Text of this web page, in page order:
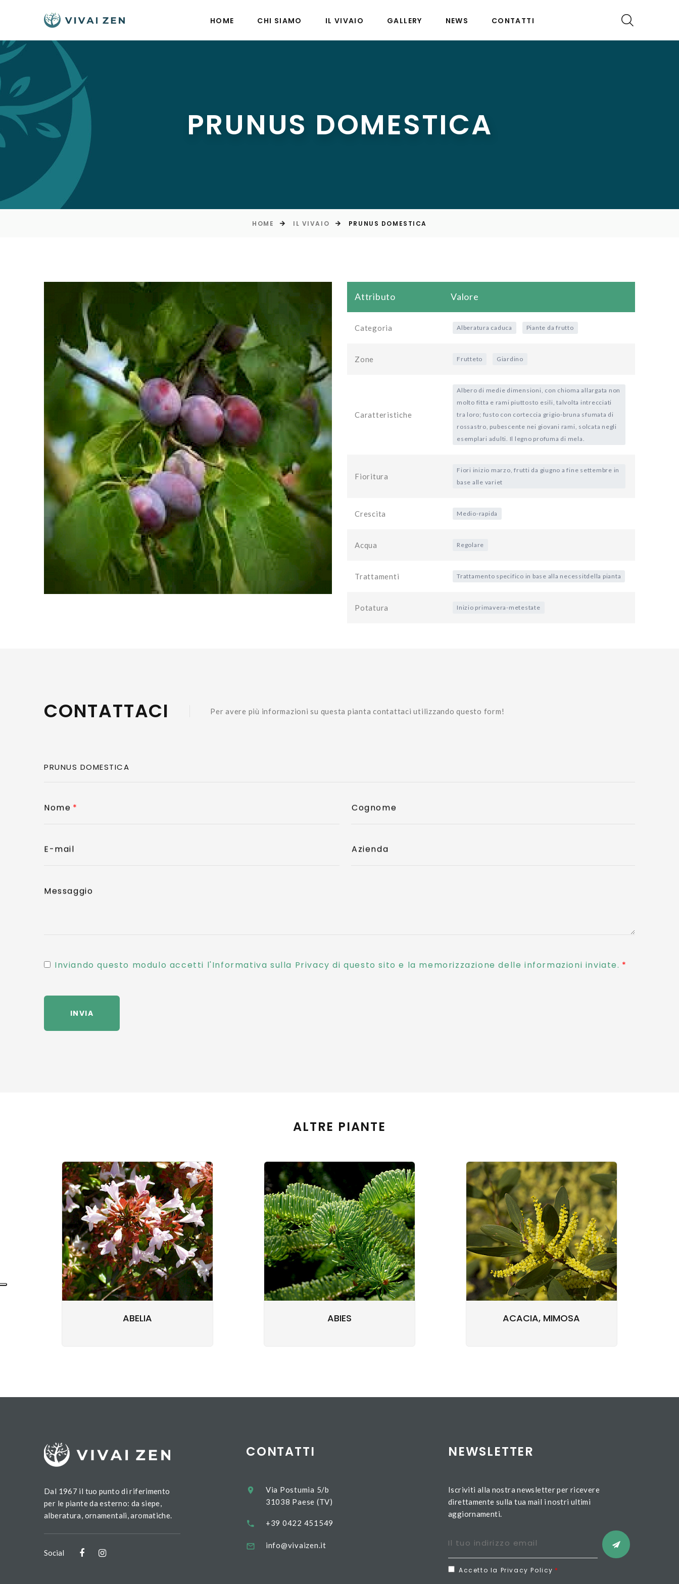
HOME CHI SIAMO IL VIVAIO GALLERY NEWS CONTATTI
PRUNUS DOMESTICA
HOME IL VIVAIO PRUNUS DOMESTICA
Attributo Valore
Categoria Alberatura caduca Piante da frutto
Zone Frutteto Giardino
Caratteristiche
Albero di medie dimensioni, con chioma allargata non
molto fitta e rami piuttosto esili, talvolta intrecciati
tra loro; fusto con corteccia grigio-bruna sfumata di
rossastro, pubescente nei giovani rami, solcata negli
esemplari adulti. Il legno profuma di mela.
Fioritura
Fiori inizio marzo, frutti da giugno a fine settembre in
base alle variet
Crescita Medio-rapida
Acqua Regolare
Trattamenti Trattamento specifico in base alla necessitdella pianta
Potatura Inizio primavera-metestate
CONTATTACI Per avere più informazioni su questa pianta contattaci utilizzando questo form!
Nome Cognome
E-mail Azienda
Messaggio
Inviando questo modulo accetti l'Informativa sulla Privacy di questo sito e la memorizzazione delle informazioni inviate.
INVIA
ALTRE PIANTE
ABELIA ABIES ACACIA, MIMOSA
Dal 1967 il tuo punto di riferimento
per le piante da esterno: da siepe,
alberatura, ornamentali, aromatiche.
Social
CONTATTI
Via Postumia 5/b
31038 Paese (TV)
+39 0422 451549
info@vivaizen.it
NEWSLETTER
Iscriviti alla nostra newsletter per ricevere
direttamente sulla tua mail i nostri ultimi
aggiornamenti.
Accetto la Privacy Policy